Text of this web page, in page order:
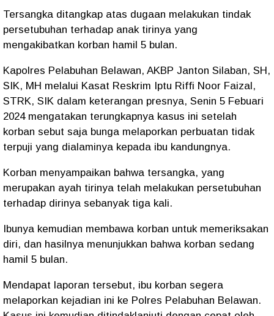
Tersangka ditangkap atas dugaan melakukan tindak
persetubuhan terhadap anak tirinya yang
mengakibatkan korban hamil 5 bulan.
Kapolres Pelabuhan Belawan, AKBP Janton Silaban, SH,
SIK, MH melalui Kasat Reskrim Iptu Riffi Noor Faizal,
STRK, SIK dalam keterangan presnya, Senin 5 Febuari
2024 mengatakan terungkapnya kasus ini setelah
korban sebut saja bunga melaporkan perbuatan tidak
terpuji yang dialaminya kepada ibu kandungnya.
Korban menyampaikan bahwa tersangka, yang
merupakan ayah tirinya telah melakukan persetubuhan
terhadap dirinya sebanyak tiga kali.
Ibunya kemudian membawa korban untuk memeriksakan
diri, dan hasilnya menunjukkan bahwa korban sedang
hamil 5 bulan.
Mendapat laporan tersebut, ibu korban segera
melaporkan kejadian ini ke Polres Pelabuhan Belawan.